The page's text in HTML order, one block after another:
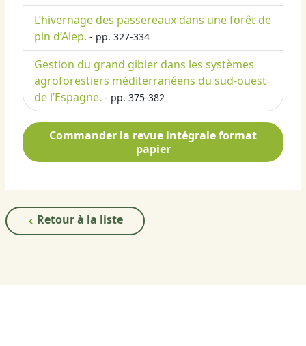
L’hivernage des passereaux dans une forêt de
pin d’Alep. - pp. 327-334
Gestion du grand gibier dans les systèmes
agroforestiers méditerranéens du sud-ouest
de l’Espagne. - pp. 375-382
Commander la revue intégrale format
papier
Retour à la liste